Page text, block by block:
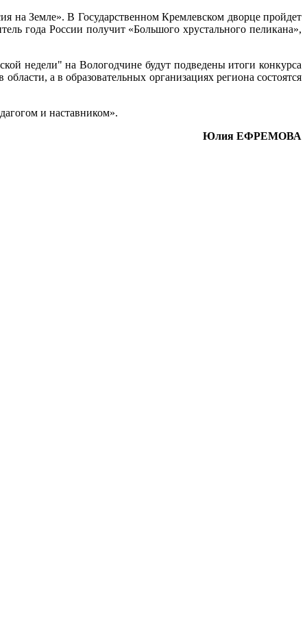
на Земле». В Государственном Кремлевском дворце пройдет
года России получит «Большого хрустального пеликана»,
недели" на Вологодчине будут подведены итоги конкурса
а в образовательных организациях региона состоятся
и наставником».
Юлия ЕФРЕМОВА